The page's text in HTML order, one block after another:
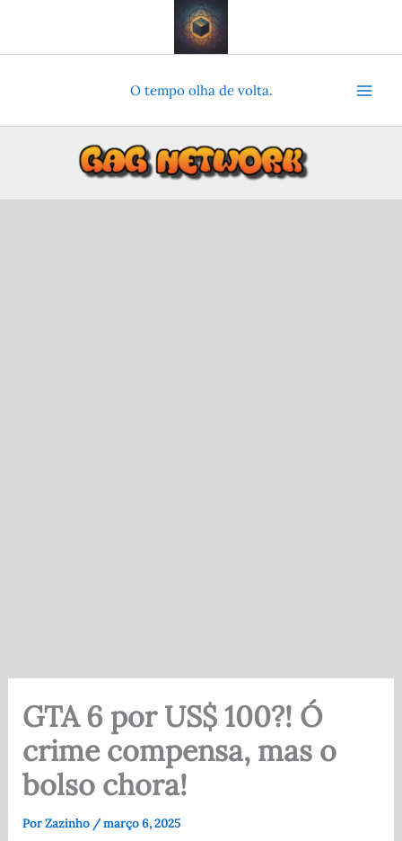
o
O tempo olha de volta.
GTA 6 por US$ 100?! Ó
crime compensa, mas o
bolso chora!
PorZazinho /março 6, 2025